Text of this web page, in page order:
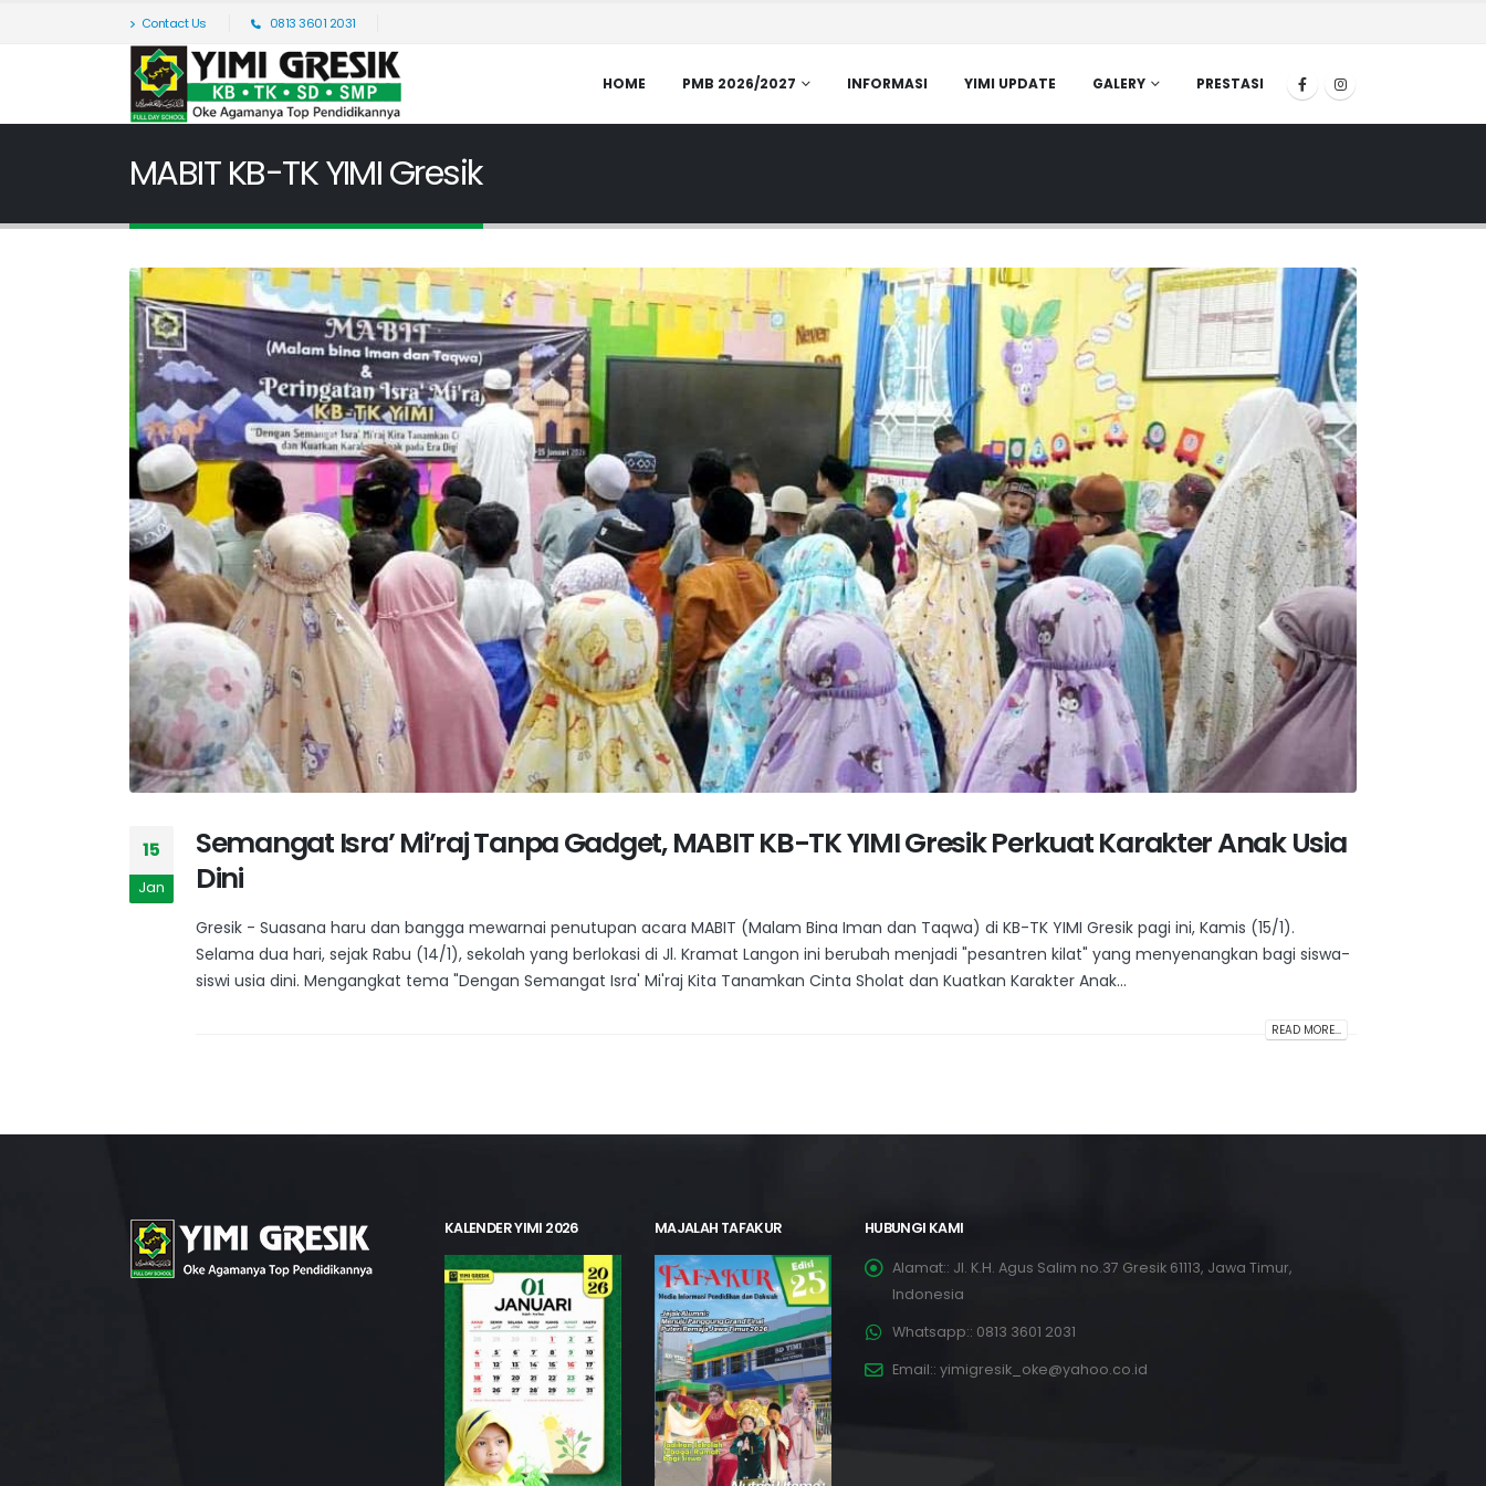
Contact Us 0813 3601 2031
HOME PMB 2026/2027 INFORMASI YIMI UPDATE GALERY PRESTASI
MABIT KB-TK YIMI Gresik
15
Jan
Semangat Isra’ Mi’raj Tanpa Gadget, MABIT KB-TK YIMI Gresik Perkuat Karakter Anak Usia
Dini
Gresik - Suasana haru dan bangga mewarnai penutupan acara MABIT (Malam Bina Iman dan Taqwa) di KB-TK YIMI Gresik pagi ini, Kamis (15/1).
Selama dua hari, sejak Rabu (14/1), sekolah yang berlokasi di Jl. Kramat Langon ini berubah menjadi "pesantren kilat" yang menyenangkan bagi siswa-
siswi usia dini. Mengangkat tema "Dengan Semangat Isra' Mi'raj Kita Tanamkan Cinta Sholat dan Kuatkan Karakter Anak...
READ MORE...
KALENDER YIMI 2026 MAJALAH TAFAKUR HUBUNGI KAMI
Alamat:: Jl. K.H. Agus Salim no.37 Gresik 61113, Jawa Timur,
Indonesia
Whatsapp:: 0813 3601 2031
Email:: yimigresik_oke@yahoo.co.id